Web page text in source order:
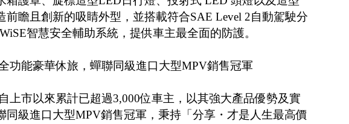
前瞻且創新的吸睛外型，並搭載符合SAE Level 2自動駕駛分
智慧安全輔助系統，提供車主最全面的防護。
功能豪華休旅，蟬聯同級進口大型MPV銷售冠軍
上市以來累計已超過3,000位車主，以其強大產品優勢及實
同級進口大型MPV銷售冠軍，秉持「分享・才是人生最高價